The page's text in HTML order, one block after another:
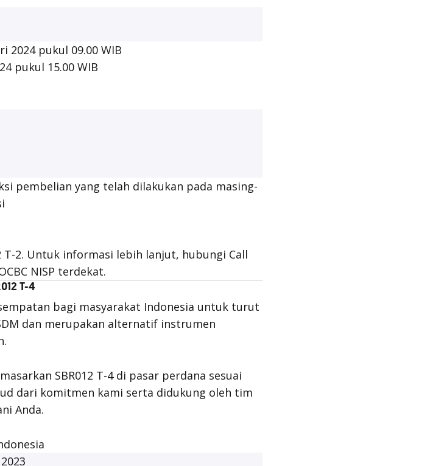
2024 pukul 09.00 WIB
pukul 15.00 WIB
pembelian yang telah dilakukan pada masing-
T-2. Untuk informasi lebih lanjut, hubungi Call
NISP terdekat.
T-4
bagi masyarakat Indonesia untuk turut
dan merupakan alternatif instrumen
SBR012 T-4 di pasar perdana sesuai
dari komitmen kami serta didukung oleh tim
Anda.